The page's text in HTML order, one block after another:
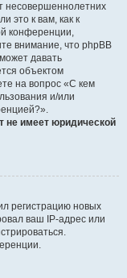
несовершеннолетних
это к вам, как к
конференции,
внимание, что phpBB
давать
объектом
на вопрос «С кем
и/или
не имеет юридической
регистрацию новых
ваш IP-адрес или